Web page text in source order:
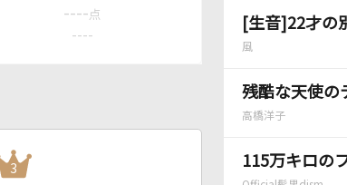
[生音]22才の
風
残酷な天使の
高橋洋子
115万キロの
---- 点
----
3